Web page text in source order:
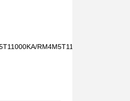
RM4M5T11000KE